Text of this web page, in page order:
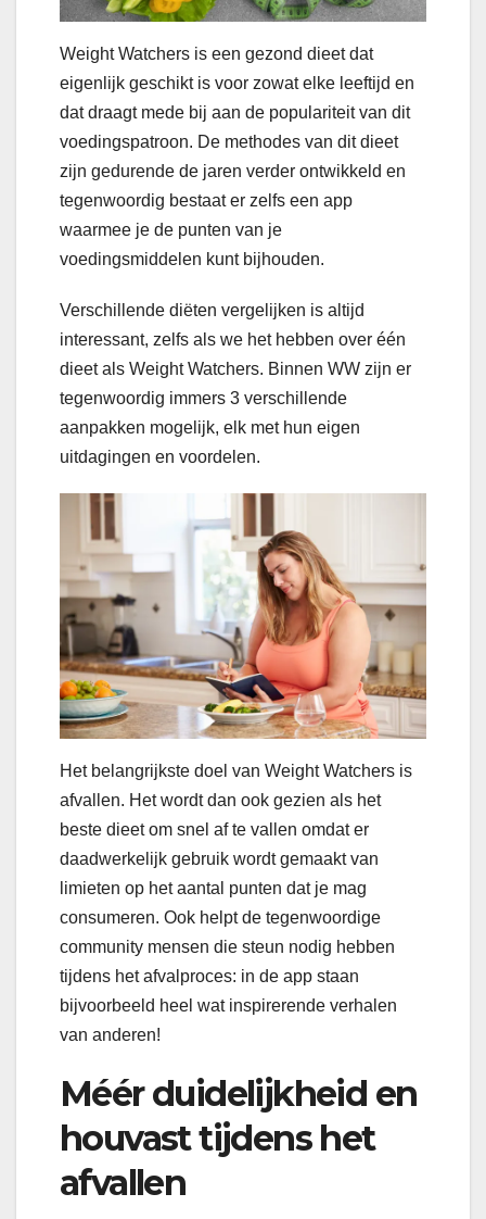
Weight Watchers is een gezond dieet dat
eigenlijk geschikt is voor zowat elke leeftijd en
dat draagt mede bij aan de populariteit van dit
voedingspatroon. De methodes van dit dieet
zijn gedurende de jaren verder ontwikkeld en
tegenwoordig bestaat er zelfs een app
waarmee je de punten van je
voedingsmiddelen kunt bijhouden.
Verschillende diëten vergelijken is altijd
interessant, zelfs als we het hebben over één
dieet als Weight Watchers. Binnen WW zijn er
tegenwoordig immers 3 verschillende
aanpakken mogelijk, elk met hun eigen
uitdagingen en voordelen.
Het belangrijkste doel van Weight Watchers is
afvallen. Het wordt dan ook gezien als het
beste dieet om snel af te vallen omdat er
daadwerkelijk gebruik wordt gemaakt van
limieten op het aantal punten dat je mag
consumeren. Ook helpt de tegenwoordige
community mensen die steun nodig hebben
tijdens het afvalproces: in de app staan
bijvoorbeeld heel wat inspirerende verhalen
van anderen!
Méér duidelijkheid en
houvast tijdens het
afvallen